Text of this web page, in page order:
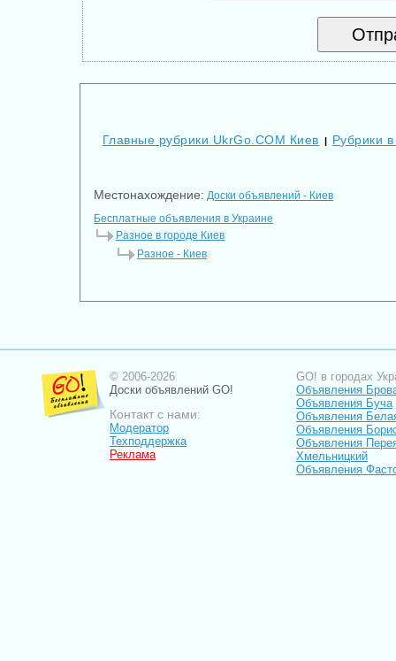
Главные рубрики UkrGo.COM Киев | Рубрики
Местонахождение: Доски объявлений - Киев
Бесплатные объявления в Украине
Разное в городе Киев
Разное - Киев
© 2006-2026
Доски объявлений GO!
Контакт с нами:
Модератор
Техподдержка
Реклама
GO! в городах
Объявления
Объявления Буча
Объявления
Объявления
Объявления
Хмельницкий
Объявления